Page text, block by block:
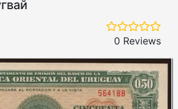
0 Reviews